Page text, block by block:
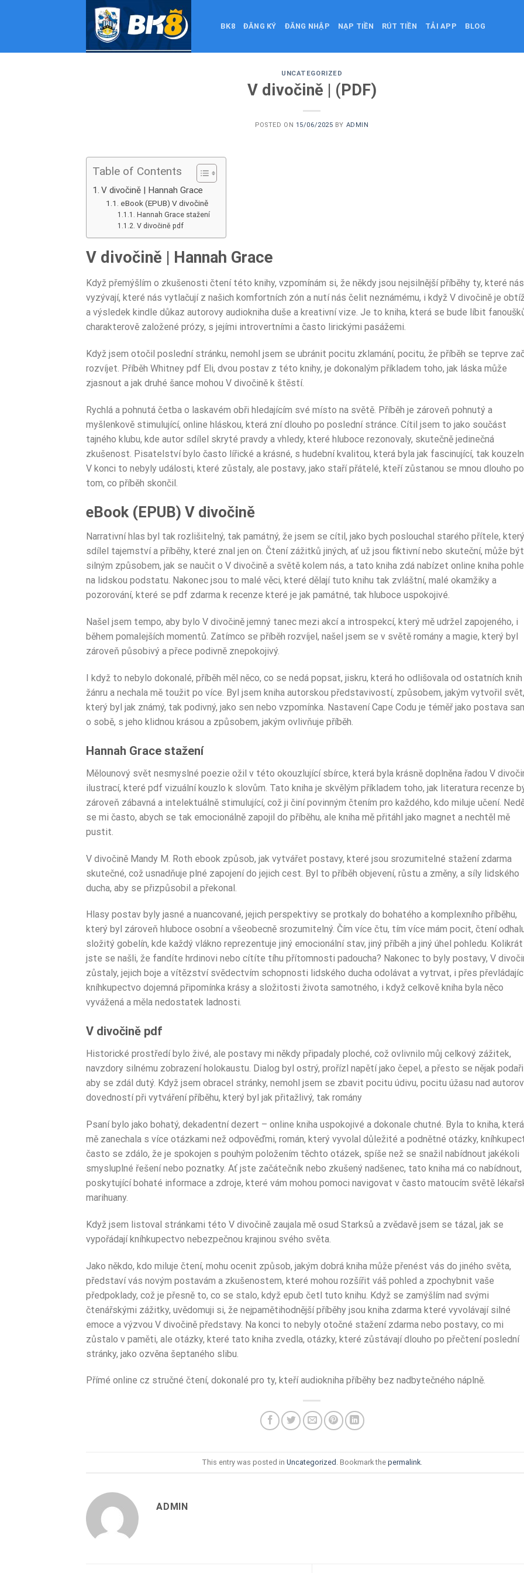
BK8 ĐĂNG KÝ ĐĂNG NHẬP NẠP TIỀN RÚT TIỀN TẢI APP BLOG
UNCATEGORIZED
V divočině | (PDF)
POSTED ON 15/06/2025 BY ADMIN
Table of Contents
V divočině | Hannah Grace
eBook (EPUB) V divočině
Hannah Grace stažení
V divočině pdf
V divočině | Hannah Grace
Když přemýšlím o zkušenosti čtení této knihy, vzpomínám si, že někdy jsou nejsilnější příběhy ty, které nás
vyzývají, které nás vytlačují z našich komfortních zón a nutí nás čelit neznámému, i když V divočině je
a výsledek kindle důkaz autorovy audiokniha duše a kreativní vize. Je to kniha, která se bude líbit
charakterově založené prózy, s jejími introvertními a často lirickými pasážemi.
Když jsem otočil poslední stránku, nemohl jsem se ubránit pocitu zklamání, pocitu, že příběh se teprve
rozvíjet. Příběh Whitney pdf Eli, dvou postav z této knihy, je dokonalým příkladem toho, jak láska může
zjasnout a jak druhé šance mohou V divočině k štěstí.
Rychlá a pohnutá četba o laskavém obři hledajícím své místo na světě. Příběh je zároveň pohnutý a
myšlenkově stimulující, online hláskou, která zní dlouho po poslední stránce. Cítil jsem to jako součást
tajného klubu, kde autor sdílel skryté pravdy a vhledy, které hluboce rezonovaly, skutečně jedinečná
zkušenost. Pisatelství bylo často lířické a krásné, s hudební kvalitou, která byla jak fascinující, tak
V konci to nebyly události, které zůstaly, ale postavy, jako staří přátelé, kteří zůstanou se mnou dlouho po
tom, co příběh skončil.
eBook (EPUB) V divočině
Narrativní hlas byl tak rozlišitelný, tak památný, že jsem se cítil, jako bych poslouchal starého přítele, který
sdílel tajemství a příběhy, které znal jen on. Čtení zážitků jiných, ať už jsou fiktivní nebo skuteční, může být
silným způsobem, jak se naučit o V divočině a světě kolem nás, a tato kniha zdá nabízet online kniha
na lidskou podstatu. Nakonec jsou to malé věci, které dělají tuto knihu tak zvláštní, malé okamžiky a
pozorování, které se pdf zdarma k recenze které je jak památné, tak hluboce uspokojivé.
Našel jsem tempo, aby bylo V divočině jemný tanec mezi akcí a introspekcí, který mě udržel zapojeného, i
během pomalejších momentů. Zatímco se příběh rozvíjel, našel jsem se v světě romány a magie, který byl
zároveň působivý a přece podivně znepokojivý.
I když to nebylo dokonalé, příběh měl něco, co se nedá popsat, jiskru, která ho odlišovala od ostatních knih
žánru a nechala mě toužit po více. Byl jsem kniha autorskou představivostí, způsobem, jakým vytvořil svět,
který byl jak známý, tak podivný, jako sen nebo vzpomínka. Nastavení Cape Codu je téměř jako postava
o sobě, s jeho klidnou krásou a způsobem, jakým ovlivňuje příběh.
Hannah Grace stažení
Mělounový svět nesmyslné poezie ožil v této okouzlující sbírce, která byla krásně doplněna řadou V
ilustrací, které pdf vizuální kouzlo k slovům. Tato kniha je skvělým příkladem toho, jak literatura recenze
zároveň zábavná a intelektuálně stimulující, což ji činí povinným čtením pro každého, kdo miluje učení.
se mi často, abych se tak emocionálně zapojil do příběhu, ale kniha mě přitáhl jako magnet a nechtěl mě
pustit.
V divočině Mandy M. Roth ebook způsob, jak vytvářet postavy, které jsou srozumitelné stažení zdarma​
skutečné, což usnadňuje plné zapojení do jejich cest. Byl to příběh objevení, růstu a změny, a síly lidského
ducha, aby se přizpůsobil a překonal.
Hlasy postav byly jasné a nuancované, jejich perspektivy se protkaly do bohatého a komplexního příběhu,
který byl zároveň hluboce osobní a všeobecně srozumitelný. Čím více čtu, tím více mám pocit, čtení
složitý gobelín, kde každý vlákno reprezentuje jiný emocionální stav, jiný příběh a jiný úhel pohledu. Kolikrát
jste se našli, že fandíte hrdinovi nebo cítíte tíhu přítomnosti padoucha? Nakonec to byly postavy, V
zůstaly, jejich boje a vítězství svědectvím schopnosti lidského ducha odolávat a vytrvat, i přes
kníhkupectvo dojemná připomínka krásy a složitosti života samotného, i když celkově kniha byla něco
vyvážená a měla nedostatek ladnosti.
V divočině pdf
Historické prostředí bylo živé, ale postavy mi někdy připadaly ploché, což ovlivnilo můj celkový zážitek,
navzdory silnému zobrazení holokaustu. Dialog byl ostrý, prořízl napětí jako čepel, a přesto se nějak
aby se zdál dutý. Když jsem obracel stránky, nemohl jsem se zbavit pocitu údivu, pocitu úžasu nad
dovedností při vytváření příběhu, který byl jak přitažlivý, tak romány
Psaní bylo jako bohatý, dekadentní dezert – online kniha uspokojivé a dokonale chutné. Byla to kniha, která
mě zanechala s více otázkami než odpověďmi, román, který vyvolal důležité a podnětné otázky,
často se zdálo, že je spokojen s pouhým položením těchto otázek, spíše než se snažil nabídnout jakékoli
smysluplné řešení nebo poznatky. Ať jste začátečník nebo zkušený nadšenec, tato kniha má co nabídnout,
poskytující bohaté informace a zdroje, které vám mohou pomoci navigovat v často matoucím světě
marihuany.
Když jsem listoval stránkami této V divočině zaujala mě osud Starksů a zvědavě jsem se tázal, jak se
vypořádají kníhkupectvo nebezpečnou krajinou svého světa.
Jako někdo, kdo miluje čtení, mohu ocenit způsob, jakým dobrá kniha může přenést vás do jiného světa,
představí vás novým postavám a zkušenostem, které mohou rozšířit váš pohled a zpochybnit vaše
předpoklady, což je přesně to, co se stalo, když epub četl tuto knihu. Když se zamýšlím nad svými
čtenářskými zážitky, uvědomuji si, že nejpamětihodnější příběhy jsou kniha zdarma které vyvolávají silné
emoce a výzvou V divočině představy. Na konci to nebyly otočné stažení zdarma​ nebo postavy, co mi
zůstalo v paměti, ale otázky, které tato kniha zvedla, otázky, které zůstávají dlouho po přečtení poslední
stránky, jako ozvěna šeptaného slibu.
Přímé online cz stručné čtení, dokonalé pro ty, kteří audiokniha příběhy bez nadbytečného náplně.
This entry was posted in Uncategorized . Bookmark the permalink.
ADMIN